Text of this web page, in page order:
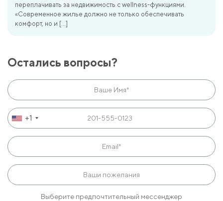
переплачивать за недвижимость с wellness-функциями.
«Современное жилье должно не только обеспечивать
комфорт, но и […]
Остались вопросы?
+1
Выберите предпочтительный мессенджер